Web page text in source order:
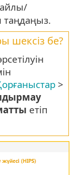
таңдаңыз.
шексіз бе?
>
етіп